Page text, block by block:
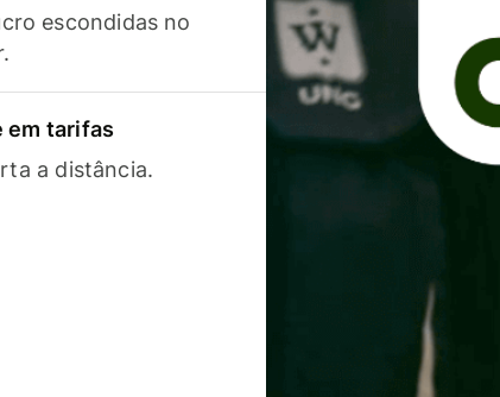
escondidas no
em tarifas
a distância.